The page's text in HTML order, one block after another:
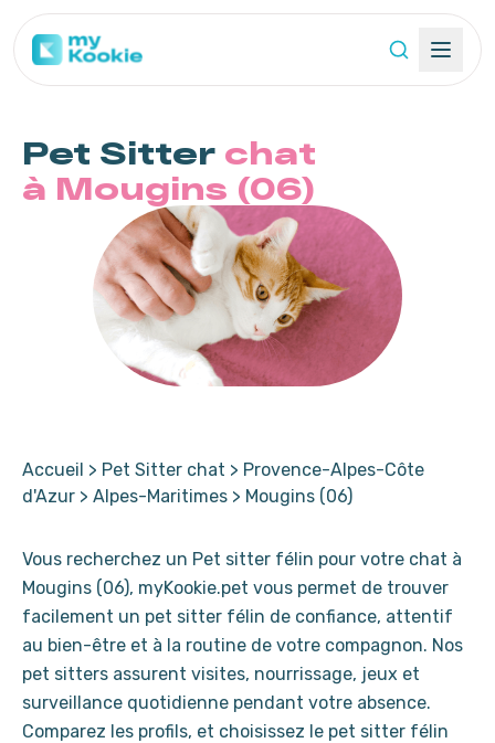
Pet Sitter chat
à Mougins (06)
Accueil > Pet Sitter chat > Provence-Alpes-Côte
d'Azur > Alpes-Maritimes > Mougins (06)
Vous recherchez un Pet sitter félin pour votre chat à
Mougins (06), myKookie.pet vous permet de trouver
facilement un pet sitter félin de confiance, attentif
au bien-être et à la routine de votre compagnon. Nos
pet sitters assurent visites, nourrissage, jeux et
surveillance quotidienne pendant votre absence.
Comparez les profils, et choisissez le pet sitter félin